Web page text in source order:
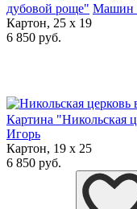
дубовой роще" Машин
Картон, 25 x 19
6 850 руб.
Картина "Никольская
Игорь
Картон, 19 x 25
6 850 руб.